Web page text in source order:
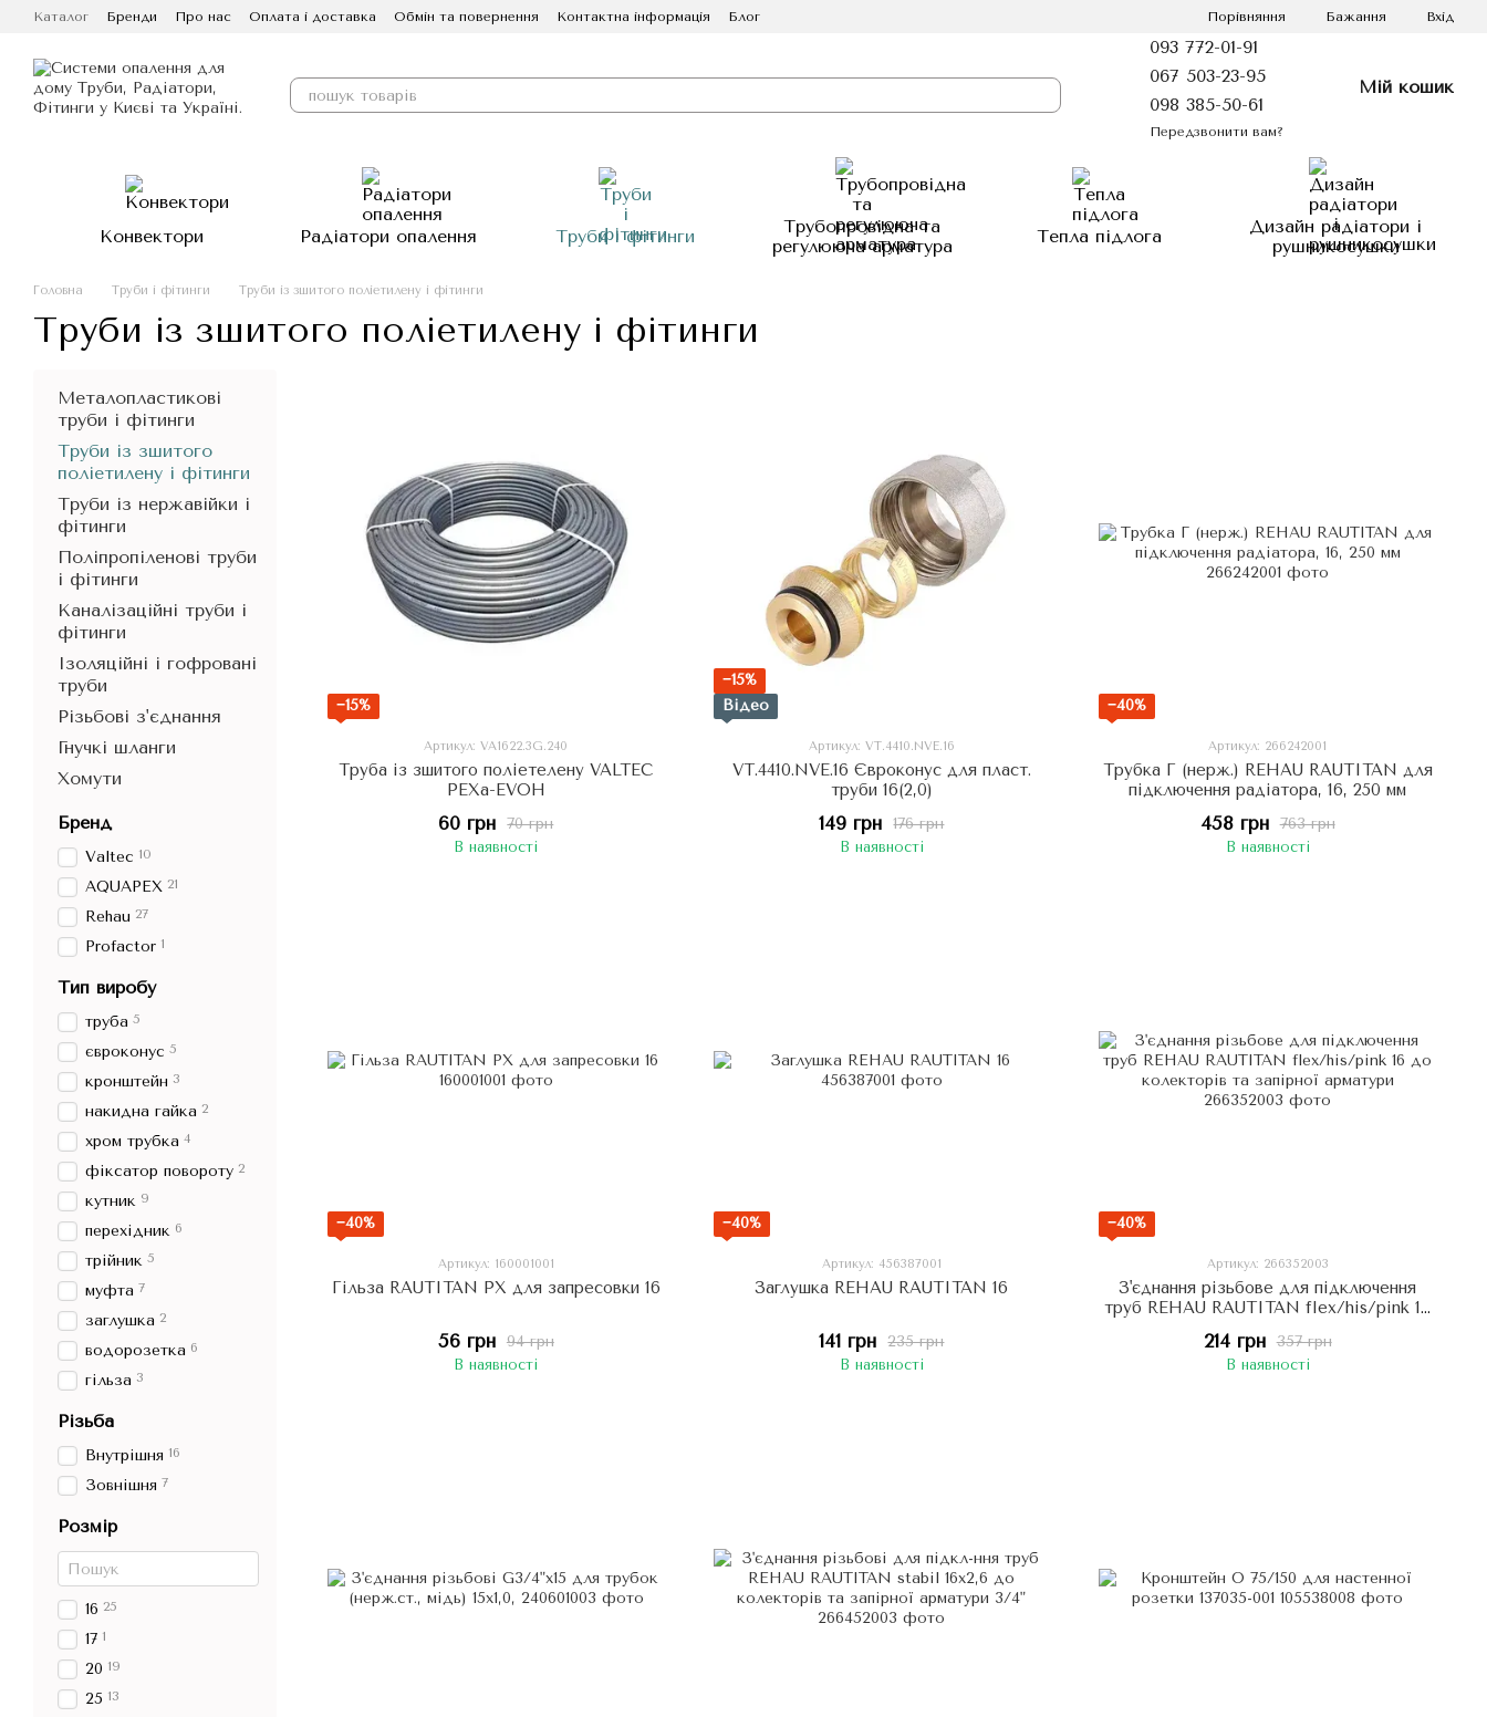
Перейти до основного контенту
Каталог Бренди Про нас Оплата і доставка Обмін та повернення Контактна інформація Блог Порівняння Бажання Вхід
093 772-01-91
067 503-23-95
098 385-50-61
Передзвонити вам?
Мій кошик
Конвектори Радіатори опалення Труби і фітинги
Трубопровідна та
регулююча арматура
Тепла підлога
Дизайн радіатори і
рушникосушки
Головна Труби і фітинги Труби із зшитого поліетилену і фітинги
Труби із зшитого поліетилену і фітинги
−15%
Артикул: VA1622.3G.240
Труба із зшитого поліетелену VALTEC
PEXa-EVOH
70 грн
60 грн
В наявності
−15%
Відео
Артикул: VT.4410.NVE.16
VT.4410.NVE.16 Євроконус для пласт.
труби 16(2,0)
176 грн
149 грн
В наявності
−40%
Артикул: 266242001
Трубка Г (нерж.) REHAU RAUTITAN для
підключення радіатора, 16, 250 мм
763 грн
458 грн
В наявності
−40%
Артикул: 160001001
Гільза RAUTITAN PX для запресовки 16
94 грн
56 грн
В наявності
−40%
Артикул: 456387001
Заглушка REHAU RAUTITAN 16
235 грн
141 грн
В наявності
−40%
Артикул: 266352003
З'єднання різьбове для підключення
труб REHAU RAUTITAN flex/his/pink 16
357 грн
214 грн
В наявності
Металопластикові
труби і фітинги
Труби із зшитого
поліетилену і фітинги
Труби із нержавійки і
фітинги
Поліпропіленові труби
і фітинги
Каналізаційні труби і
фітинги
Ізоляційні і гофровані
труби
Різьбові з'єднання
Гнучкі шланги
Хомути
Бренд
Valtec 10
AQUAPEX 21
Rehau 27
Profactor 1
Тип виробу
труба 5
євроконус 5
кронштейн 3
накидна гайка 2
хром трубка 4
фіксатор повороту 2
кутник 9
перехідник 6
трійник 5
муфта 7
заглушка 2
водорозетка 6
гільза 3
Різьба
Внутрішня 16
Зовнішня 7
Розмір
16 25
17 1
20 19
25 13